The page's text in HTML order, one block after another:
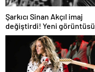
Şarkıcı Sinan Akçıl imaj
değiştirdi! Yeni görüntüsü
gündem oldu